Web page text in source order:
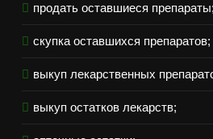
продать оставшиеся препараты;
скупка оставшихся препаратов;
выкуп лекарственных
выкуп остатков лекарств;